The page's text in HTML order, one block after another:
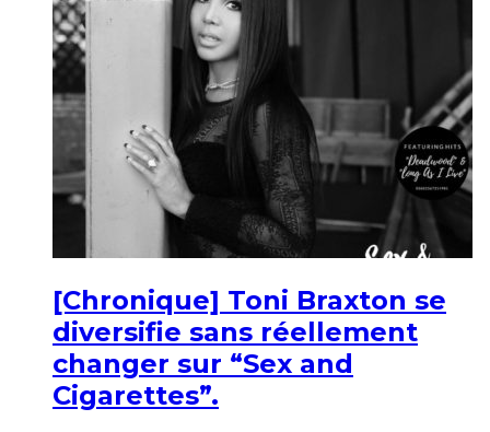
[Chronique] Toni Braxton se
diversifie sans réellement
changer sur “Sex and
Cigarettes”.